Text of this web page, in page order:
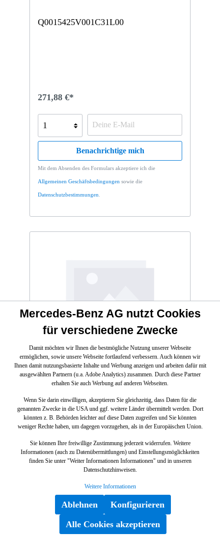
Q0015425V001C31L00
271,88 €*
Benachrichtige mich
Mit dem Absenden des Formulars akzeptiere ich die
Allgemeinen Geschäftsbedingungen sowie die
Datenschutzbestimmungen
ALUMINIUMRAD 4J
Q0006953V001C31L00
219,06 €*
Benachrichtige mich
Mit dem Absenden des Formulars akzeptiere ich die
Mercedes-Benz AG nutzt Cookies
für verschiedene Zwecke
Damit möchten wir Ihnen die bestmögliche Nutzung unserer Webseite
ermöglichen, sowie unsere Webseite fortlaufend verbessern. Auch können wir
Ihnen damit nutzungsbasierte Inhalte und Werbung anzeigen und arbeiten dafür mit
ausgewählten Partnern (u.a. Adobe Analytics) zusammen. Durch diese Partner
erhalten Sie auch Werbung auf anderen Webseiten.
Wenn Sie darin einwilligen, akzeptieren Sie gleichzeitig, dass Daten für die
genannten Zwecke in die USA und ggf. weitere Länder übermittelt werden. Dort
könnten z. B. Behörden leichter auf diese Daten zugreifen und Sie könnten
weniger Rechte haben, um dagegen vorzugehen, als in der Europäischen Union.
Sie können Ihre freiwillige Zustimmung jederzeit widerrufen. Weitere
Informationen (auch zu Datenübermittlungen) und Einstellungsmöglichkeiten
finden Sie unter "Weiter Informationen Informationen" und in unseren
Datenschutzhinweisen.
Weitere Informationen
Ablehnen
Konfigurieren
Alle Cookies akzeptieren